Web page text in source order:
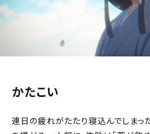
かたこい
連日の疲れがたたり寝込んでしまっ